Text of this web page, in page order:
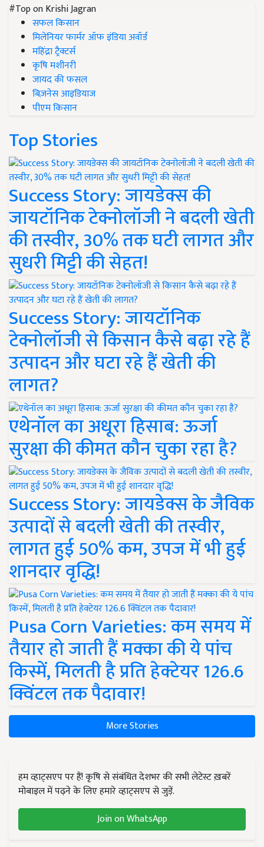
#Top on Krishi Jagran
सफल किसान
मिलेनियर फार्मर ऑफ इंडिया अवॉर्ड
महिंद्रा ट्रैक्टर्स
कृषि मशीनरी
जायद की फसल
बिज़नेस आइडियाज
पीएम किसान
Top Stories
Success Story: जायडेक्स की
जायटॉनिक टेक्नोलॉजी ने बदली खेती
की तस्वीर, 30% तक घटी लागत और
सुधरी मिट्टी की सेहत!
Success Story: जायटॉनिक
टेक्नोलॉजी से किसान कैसे बढ़ा रहे हैं
उत्पादन और घटा रहे हैं खेती की
लागत?
एथेनॉल का अधूरा हिसाब: ऊर्जा
सुरक्षा की कीमत कौन चुका रहा है?
Success Story: जायडेक्स के जैविक
उत्पादों से बदली खेती की तस्वीर,
लागत हुई 50% कम, उपज में भी हुई
शानदार वृद्धि!
Pusa Corn Varieties: कम समय में
तैयार हो जाती हैं मक्का की ये पांच
किस्में, मिलती है प्रति हेक्टेयर 126.6
क्विंटल तक पैदावार!
More Stories
हम व्हाट्सएप पर हैं! कृषि से संबंधित देशभर की सभी लेटेस्ट ख़बरें
मोबाइल में पढ़ने के लिए हमारे व्हाट्सएप से जुड़ें.
Join on WhatsApp